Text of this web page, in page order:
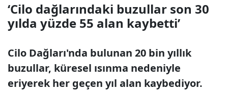
‘Cilo dağlarındaki buzullar son 30
yılda yüzde 55 alan kaybetti’
Cilo Dağları'nda bulunan 20 bin yıllık
buzullar, küresel ısınma nedeniyle
eriyerek her geçen yıl alan kaybediyor.